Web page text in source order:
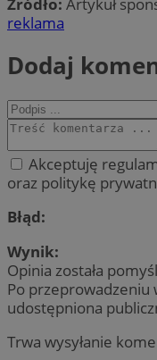
reklama
Dodaj
Akceptuję
oraz politykę
Błąd:
Wynik:
Opinia została
Po przeprowadzeniu
udostępniona
Trwa wysyłanie